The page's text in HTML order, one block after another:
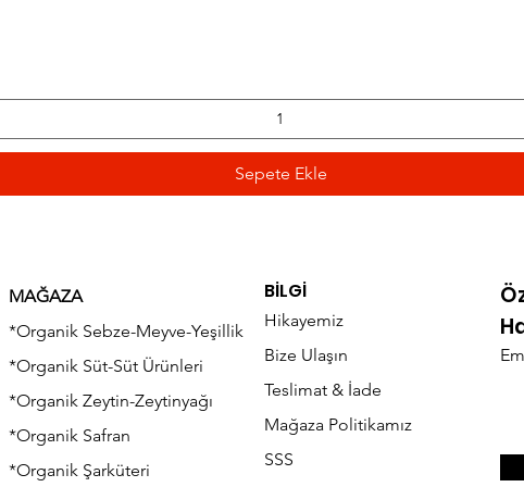
Sepete Ekle
MAĞAZA
*Organik Sebze-Meyve-Yeşillik
*Organik Süt-Süt Ürünleri
*Organik Zeytin-Zeytinyağı
*Organik Safran
*Organik Şarküteri
BİLGİ
Hikayemiz
Bize Ulaşın
Teslimat & İade
Mağaza Politikamız
SSS